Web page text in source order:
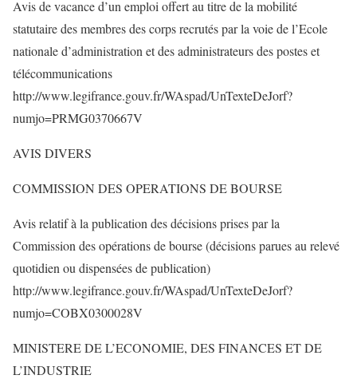
Avis de vacance d’un emploi offert au titre de la mobilité
statutaire des membres des corps recrutés par la voie de l’Ecole
nationale d’administration et des administrateurs des postes et
télécommunications
http://www.legifrance.gouv.fr/WAspad/UnTexteDeJorf?
numjo=PRMG0370667V
AVIS DIVERS
COMMISSION DES OPERATIONS DE BOURSE
Avis relatif à la publication des décisions prises par la
Commission des opérations de bourse (décisions parues au relevé
quotidien ou dispensées de publication)
http://www.legifrance.gouv.fr/WAspad/UnTexteDeJorf?
numjo=COBX0300028V
MINISTERE DE L’ECONOMIE, DES FINANCES ET DE
L’INDUSTRIE